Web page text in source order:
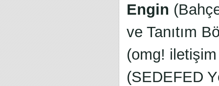
Engin
ve Tanıtım
(omg!
(SEDEFED